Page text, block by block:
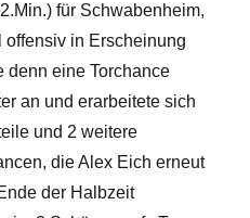
für Schwabenheim,
in Erscheinung
denn eine Torchance
an und erarbeitete sich
und 2 weitere
die Alex Eich erneut
der Halbzeit